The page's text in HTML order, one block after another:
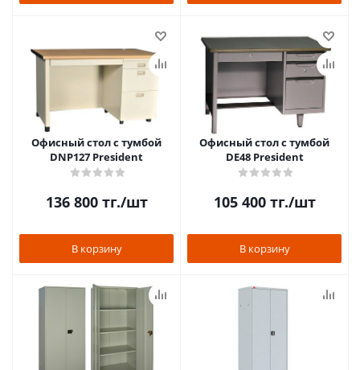
Офисный стол с тумбой
DNP127 President
136 800тг./шт
В корзину
Офисный стол с тумбой
DE48 President
105 400тг./шт
В корзину